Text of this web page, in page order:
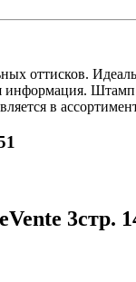
оттисков.
в
3стр.